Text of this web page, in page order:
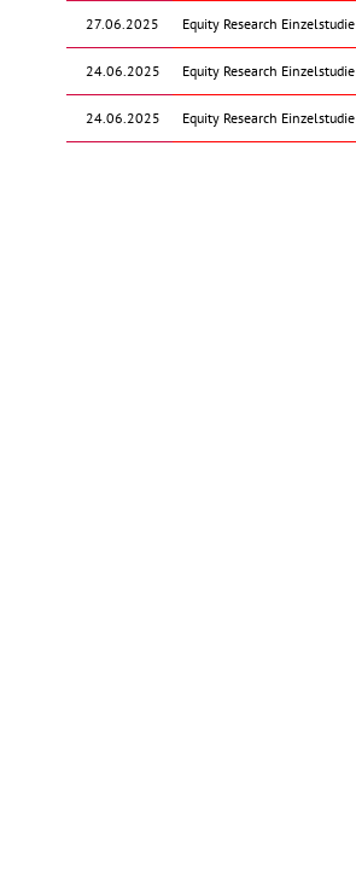
27.06.2025 Equity Research Einzelstudie
24.06.2025 Equity Research Einzelstudie
24.06.2025 Equity Research Einzelstudie